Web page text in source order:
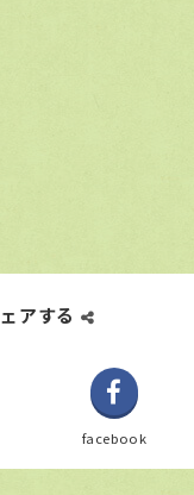
アする
facebook